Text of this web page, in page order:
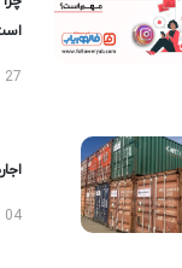
27 مرداد 1404
04 اسفند 1404